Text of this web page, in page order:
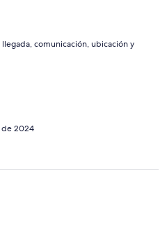
comunicación, ubicación y
de 2024